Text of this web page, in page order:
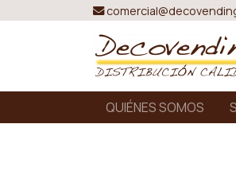
QUIÉNES SOMOS